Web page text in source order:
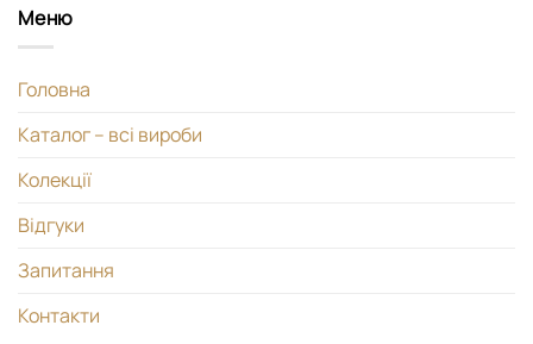
Меню
Головна
Каталог – всі вироби
Колекції
Відгуки
Запитання
Контакти